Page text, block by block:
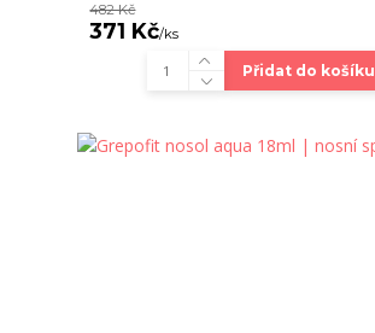
482 Kč
371 Kč/ks
Přidat do košíku